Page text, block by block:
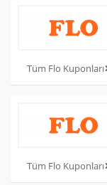
Tüm Flo Kuponları
Tüm Flo Kuponları